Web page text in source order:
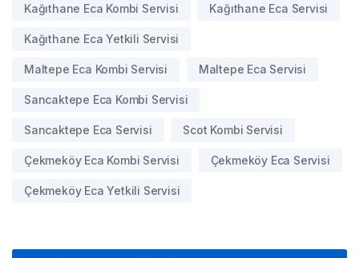
Kağıthane Eca Kombi Servisi Kağıthane Eca Servisi
Kağıthane Eca Yetkili Servisi
Maltepe Eca Kombi Servisi Maltepe Eca Servisi
Sancaktepe Eca Kombi Servisi
Sancaktepe Eca Servisi Scot Kombi Servisi
Çekmeköy Eca Kombi Servisi Çekmeköy Eca Servisi
Çekmeköy Eca Yetkili Servisi